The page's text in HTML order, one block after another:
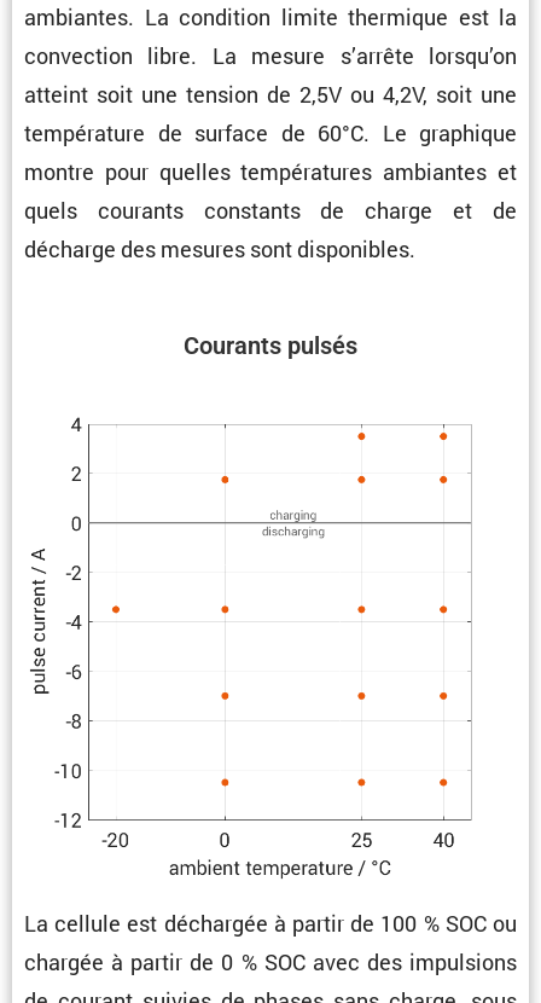
ambiantes. La condi­tion limite thermique est la
convec­tion libre. La mesure s’arrête lorsqu’on
atteint soit une tension de 2,5V ou 4,2V, soit une
tempé­ra­ture de surface de 60°C. Le graphique
montre pour quelles tempé­ra­tures ambiantes et
quels courants constants de charge et de
décharge des mesures sont disponibles.
Courants pulsés
La cellule est déchargée à partir de 100 % SOC ou
chargée à partir de 0 % SOC avec des impul­sions